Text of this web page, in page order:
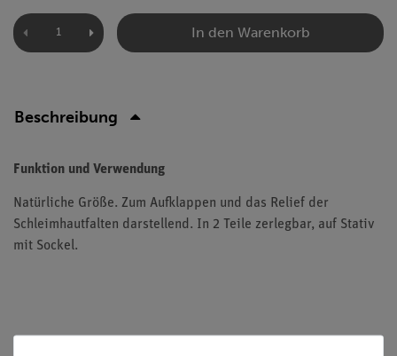
In den Warenkorb
Beschreibung
Funktion und Verwendung
Natürliche Größe. Zum Aufklappen und das Relief der
Schleimhautfalten darstellend. In 2 Teile zerlegbar, auf Stativ
mit Sockel.